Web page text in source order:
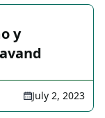
y
July 2, 2023